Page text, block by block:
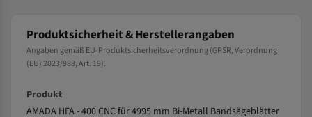
Produktsicherheit & Herstellerangaben
Angaben gemäß EU-Produktsicherheitsverordnung (GPSR, Verordnung
(EU) 2023/988, Art. 19).
Produkt
AMADA HFA - 400 CNC für 4995 mm Bi-Metall Bandsägeblätter